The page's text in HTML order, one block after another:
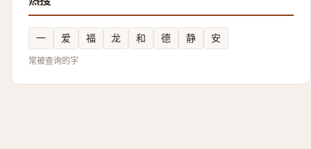
一 爱 福 龙 和 德 静 安
常被查询的字